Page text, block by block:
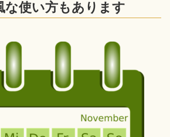
な使い方もあります